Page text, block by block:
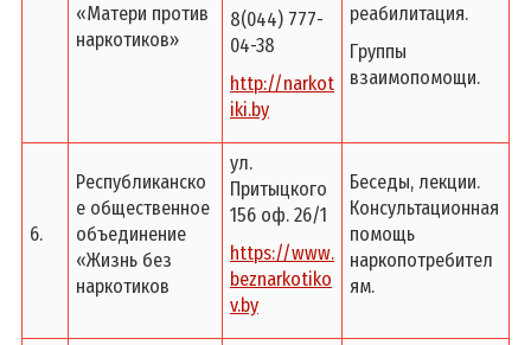
«Матери против
наркотиков»
8(044) 777-
04-38
http://narkot
iki.by
реабилитация.
Группы
взаимопомощи.
6.
Республиканско
е общественное
объединение
«Жизнь без
наркотиков
ул.
Притыцкого
156 оф. 26/1
https://www.
beznarkotiko
v.by
Беседы, лекции.
Консультационная
помощь
наркопотребител
ям.